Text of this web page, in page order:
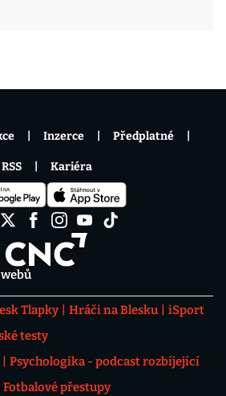
Tlapky Hráči na Blesku
iSport
testy
Psychologika - podcast rozbíjející
Fotbalové přestupy
Inzerce Předplatné
RSS Kariéra